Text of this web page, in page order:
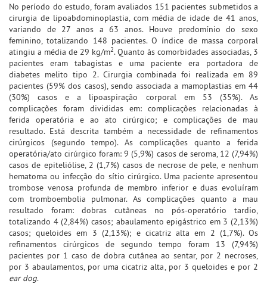
No período do estudo, foram avaliados 151 pacientes submetidos a
cirurgia de lipoabdominoplastia, com média de idade de 41 anos,
variando de 27 anos a 63 anos. Houve predomínio do sexo
feminino, totalizando 148 pacientes. O índice de massa corporal
atingiu a média de 29 kg/m2. Quanto às comorbidades associadas, 3
pacientes eram tabagistas e uma paciente era portadora de
diabetes melito tipo 2. Cirurgia combinada foi realizada em 89
pacientes (59% dos casos), sendo associada a mamoplastias em 44
(30%) casos e a lipoaspiração corporal em 53 (35%). As
complicações foram divididas em: complicações relacionadas à
ferida operatória e ao ato cirúrgico; e complicações de mau
resultado. Está descrita também a necessidade de refinamentos
cirúrgicos (segundo tempo). As complicações quanto a ferida
operatória/ato cirúrgico foram: 9 (5,9%) casos de seroma, 12 (7,94%)
casos de epiteliólise, 2 (1,7%) casos de necrose de pele, e nenhum
hematoma ou infecção do sítio cirúrgico. Uma paciente apresentou
trombose venosa profunda de membro inferior e duas evoluíram
com tromboembolia pulmonar. As complicações quanto a mau
resultado foram: dobras cutâneas no pós-operatório tardio,
totalizando 4 (2,84%) casos; abaulamento epigástrico em 3 (2,13%)
casos; queloides em 3 (2,13%); e cicatriz alta em 2 (1,7%). Os
refinamentos cirúrgicos de segundo tempo foram 13 (7,94%)
pacientes por 1 caso de dobra cutânea ao sentar, por 2 necroses,
por 3 abaulamentos, por uma cicatriz alta, por 3 queloides e por 2
ear dog.